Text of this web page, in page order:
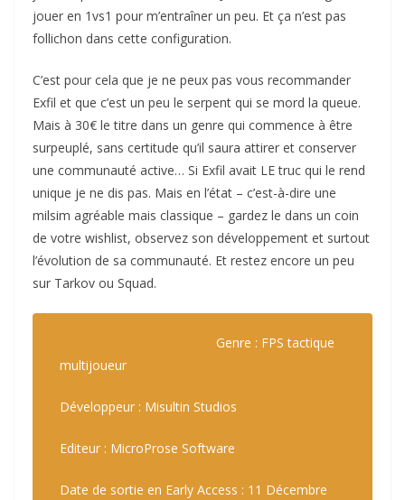
jouer en 1vs1 pour m’entraîner un peu. Et ça n’est pas
follichon dans cette configuration.
C’est pour cela que je ne peux pas vous recommander
Exfil et que c’est un peu le serpent qui se mord la queue.
Mais à 30€ le titre dans un genre qui commence à être
surpeuplé, sans certitude qu’il saura attirer et conserver
une communauté active… Si Exfil avait LE truc qui le rend
unique je ne dis pas. Mais en l’état – c’est-à-dire une
milsim agréable mais classique – gardez le dans un coin
de votre wishlist, observez son développement et surtout
l’évolution de sa communauté. Et restez encore un peu
sur Tarkov ou Squad.
Genre : FPS tactique
multijoueur
Développeur : Misultin Studios
Editeur : MicroProse Software
Date de sortie en Early Access : 11 Décembre